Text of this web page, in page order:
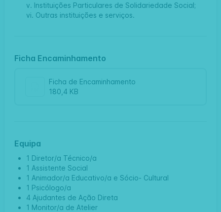
v. Instituições Particulares de Solidariedade Social;
vi. Outras instituições e serviços.
Ficha Encaminhamento
Ficha de Encaminhamento
180,4 KB
Equipa
1 Diretor/a Técnico/a
1 Assistente Social
1 Animador/a Educativo/a e Sócio- Cultural
1 Psicólogo/a
4 Ajudantes de Ação Direta
1 Monitor/a de Atelier